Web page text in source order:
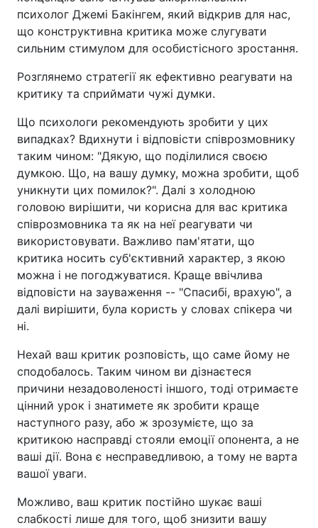
психолог Джемі Бакінгем, який відкрив для нас,
що конструктивна критика може слугувати
сильним стимулом для особистісного зростання.
Розглянемо стратегії як ефективно реагувати на
критику та сприймати чужі думки.
Що психологи рекомендують зробити у цих
випадках? Вдихнути і відповісти співрозмовнику
таким чином: "Дякую, що поділилися своєю
думкою. Що, на вашу думку, можна зробити, щоб
уникнути цих помилок?". Далі з холодною
головою вирішити, чи корисна для вас критика
співрозмовника та як на неї реагувати чи
використовувати. Важливо пам'ятати, що
критика носить суб'єктивний характер, з якою
можна і не погоджуватися. Краще ввічлива
відповісти на зауваження -- "Спасибі, врахую", а
далі вирішити, була користь у словах спікера чи
ні.
Нехай ваш критик розповість, що саме йому не
сподобалось. Таким чином ви дізнаєтеся
причини незадоволеності іншого, тоді отримаєте
цінний урок і знатимете як зробити краще
наступного разу, або ж зрозумієте, що за
критикою насправді стояли емоції опонента, а не
ваші дії. Вона є несправедливою, а тому не варта
вашої уваги.
Можливо, ваш критик постійно шукає ваші
слабкості лише для того, щоб знизити вашу